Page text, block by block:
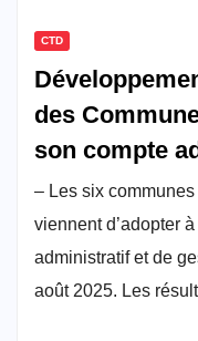
CTD
des
son compte
– Les six
viennent d’adopter
administratif et de
août 2025. Les